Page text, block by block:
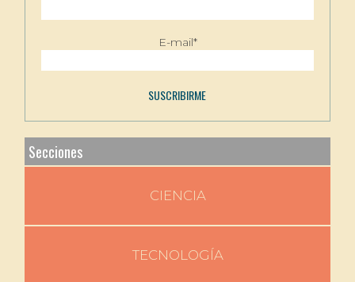
E-mail*
Secciones
CIENCIA
TECNOLOGÍA